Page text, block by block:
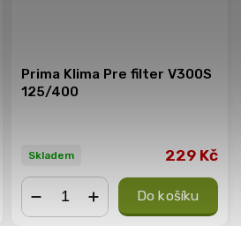
Prima Klima Pre filter V300S
125/400
Skladem 229 Kč
Do košíku